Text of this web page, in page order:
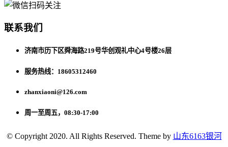
联系我们
济南市历下区舜海路219号华创观礼中心4号楼26层
服务热线：18605312460
zhanxiaoni@126.com
周一至周五，08:30-17:00
© Copyright 2020. All Rights Reserved. Theme by 山东6163银河